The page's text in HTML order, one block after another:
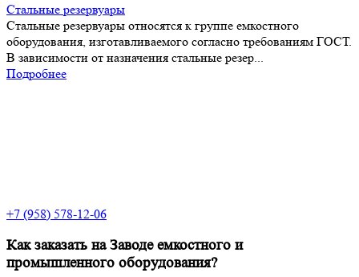
Стальные резервуары
Стальные резервуары относятся к группе емкостного
оборудования, изготавливаемого согласно требованиям ГОСТ.
В зависимости от назначения стальные резер...
Подробнее
+7 (958) 578-12-06
Как заказать на Заводе емкостного и
промышленного оборудования?